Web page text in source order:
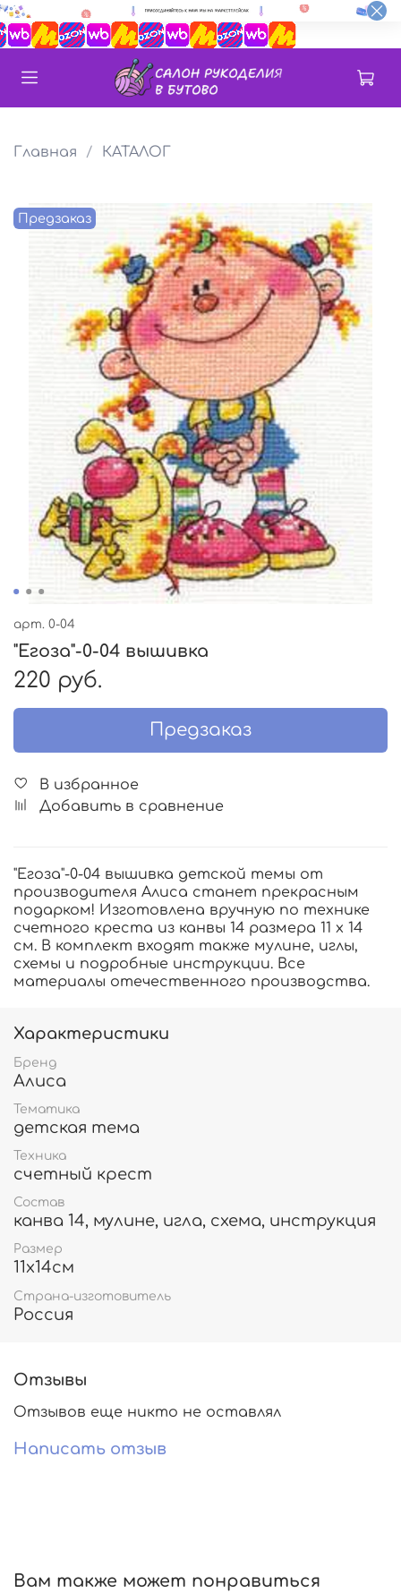
Главная КАТАЛОГ
Предзаказ
арт. 0-04
"Егоза"-0-04 вышивка
220 руб.
Предзаказ
В избранное
Добавить в сравнение
"Егоза"-0-04 вышивка детской темы от
производителя Алиса станет прекрасным
подарком! Изготовлена вручную по технике
счетного креста из канвы 14 размера 11 х 14
см. В комплект входят также мулине, иглы,
схемы и подробные инструкции. Все
материалы отечественного производства.
Характеристики
Бренд
Алиса
Тематика
детская тема
Техника
счетный крест
Состав
канва 14, мулине, игла, схема, инструкция
Размер
11х14см
Страна-изготовитель
Россия
Отзывы
Отзывов еще никто не оставлял
Написать отзыв
Вам также может понравиться